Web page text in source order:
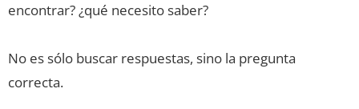
encontrar? ¿qué necesito saber?
No es sólo buscar respuestas, sino la pregunta
correcta.